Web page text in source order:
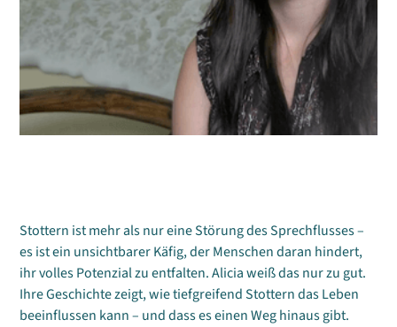
Stottern ist mehr als nur eine Störung des Sprechflusses –
es ist ein unsichtbarer Käfig, der Menschen daran hindert,
ihr volles Potenzial zu entfalten. Alicia weiß das nur zu gut.
Ihre Geschichte zeigt, wie tiefgreifend Stottern das Leben
beeinflussen kann – und dass es einen Weg hinaus gibt.